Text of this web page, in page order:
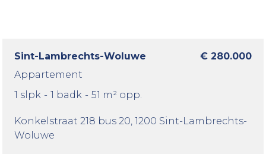
Sint-Lambrechts-Woluwe
€ 280.000
Appartement
1 slpk - 1 badk - 51 m² opp.
Konkelstraat 218 bus 20 , 1200 Sint-Lambrechts-
Woluwe